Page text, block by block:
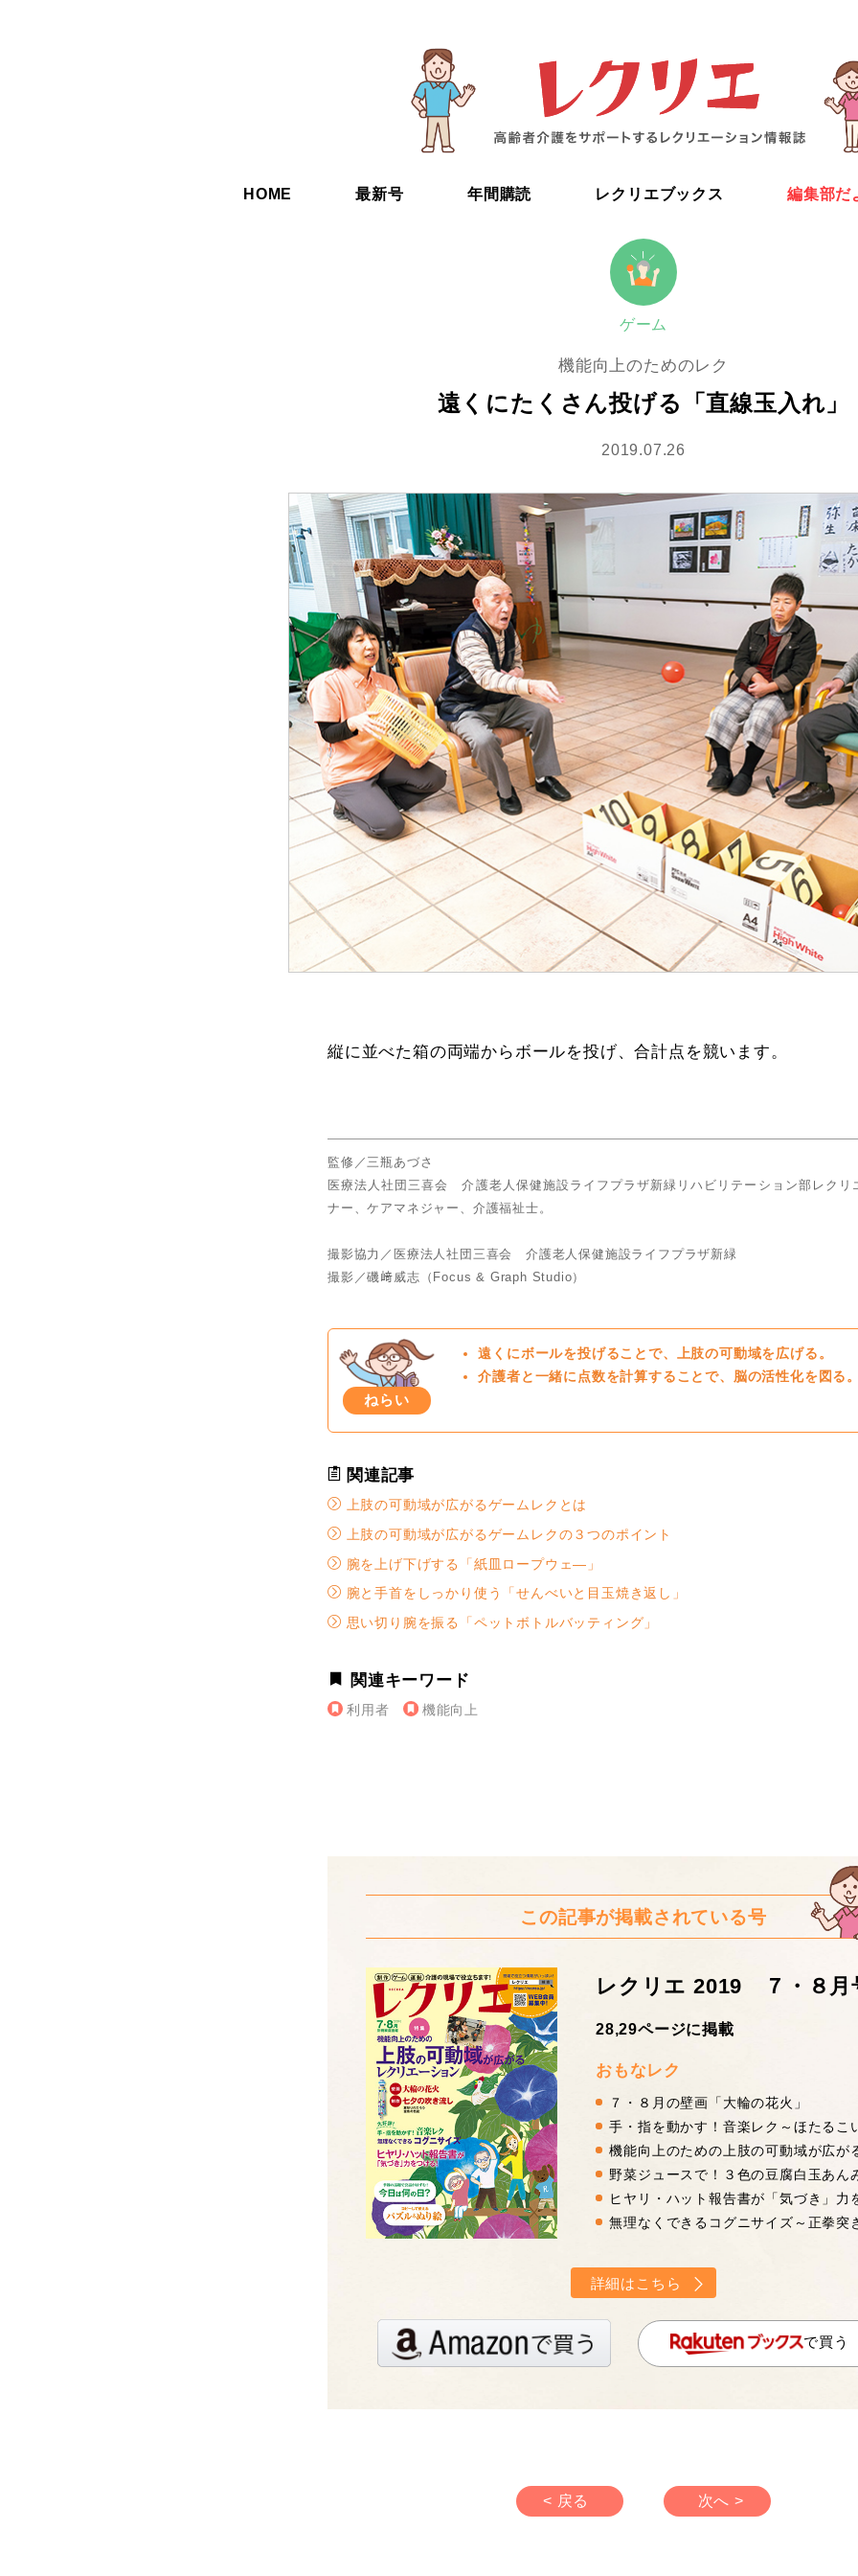
HOME 最新号 年間購読 レクリエブックス 編集部だ
ゲーム
機能向上のためのレク
遠くにたくさん投げる「直線玉入れ」
2019.07.26
縦に並べた箱の両端からボールを投げ、合計点を競います。
監修／三瓶あづさ
医療法人社団三喜会 介護老人保健施設ライフプラザ新緑リハビリテーション部レクリ
ナー、ケアマネジャー、介護福祉士。
撮影協力／医療法人社団三喜会 介護老人保健施設ライフプラザ新緑
撮影／磯﨑威志（Focus & Graph Studio）
ねらい
遠くにボールを投げることで、上肢の可動域を広げる。
介護者と一緒に点数を計算することで、脳の活性化を図る
関連記事
上肢の可動域が広がるゲームレクとは
上肢の可動域が広がるゲームレクの３つのポイント
腕を上げ下げする「紙皿ロープウェ―」
腕と手首をしっかり使う「せんべいと目玉焼き返し」
思い切り腕を振る「ペットボトルバッティング」
関連キーワード
利用者 機能向上
この記事が掲載されている号
レクリエ 2019 ７・８月
28,29ページに掲載
おもなレク
７・８月の壁画「大輪の花火」
手・指を動かす！音楽レク～ほたるこ
機能向上のための上肢の可動域が広が
野菜ジュースで！３色の豆腐白玉あん
ヒヤリ・ハット報告書が「気づき」力
無理なくできるコグニサイズ～正拳突
詳細はこちら
で買う
< 戻る 次へ >